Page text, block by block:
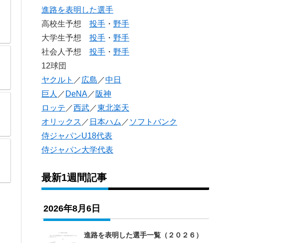
進路を表明した選手
高校生予想 投手 ・ 野手
大学生予想 投手 ・ 野手
社会人予想 投手 ・ 野手
12球団
ヤクルト ／ 広島 ／中日
巨人 ／ DeNA ／ 阪神
ロッテ ／西武 ／東北楽天
オリックス ／ 日本ハム ／ ソフトバンク
侍ジャパンU18代表
侍ジャパン大学代表
最新1週間記事
2026年8月6日
進路を表明した選手一覧（２０２６）